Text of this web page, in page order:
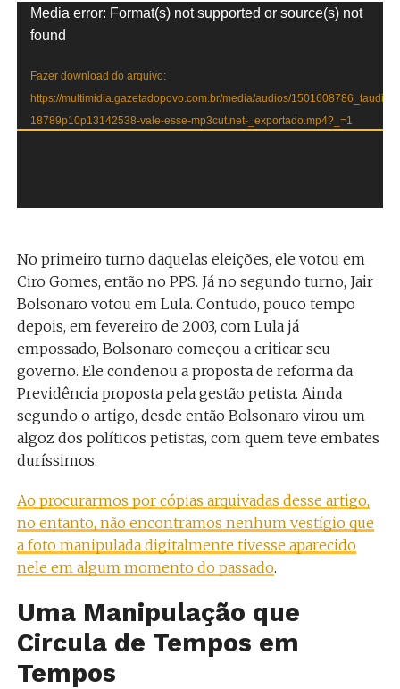
Tocador
de
Media error: Format(s) not supported or source(s) not
found
Fazer download do arquivo:
https://multimidia.gazetadopovo.com.br/media/audios/1501608786_taudio-
18789p10p13142538-vale-esse-mp3cut.net-_exportado.mp4?_=1
No primeiro turno daquelas eleições, ele votou em
Ciro Gomes, então no PPS. Já no segundo turno, Jair
Bolsonaro votou em Lula. Contudo, pouco tempo
depois, em fevereiro de 2003, com Lula já
empossado, Bolsonaro começou a criticar seu
governo. Ele condenou a proposta de reforma da
Previdência proposta pela gestão petista. Ainda
segundo o artigo, desde então Bolsonaro virou um
algoz dos políticos petistas, com quem teve embates
duríssimos.
Ao procurarmos por cópias arquivadas desse artigo,
no entanto, não encontramos nenhum vestígio que
a foto manipulada digitalmente tivesse aparecido
nele em algum momento do passado.
Uma Manipulação que
Circula de Tempos em
Tempos